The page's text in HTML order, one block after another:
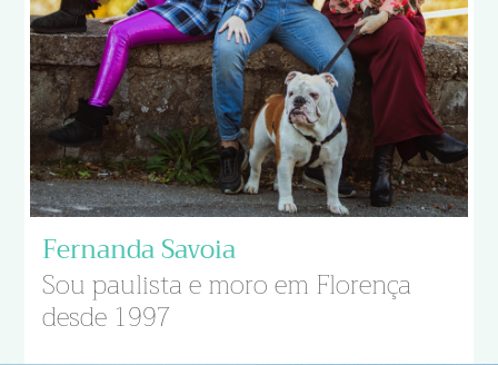
Fernanda Savoia
Sou paulista e moro em Florença
desde 1997